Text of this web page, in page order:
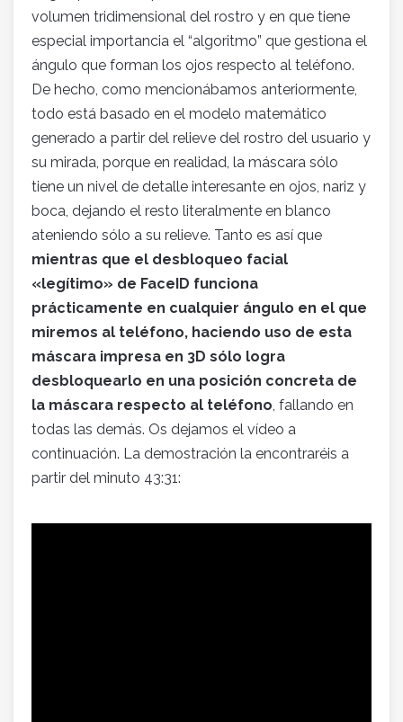
volumen tridimensional del rostro y en que tiene
especial importancia el “algoritmo” que gestiona el
ángulo que forman los ojos respecto al teléfono.
De hecho, como mencionábamos anteriormente,
todo está basado en el modelo matemático
generado a partir del relieve del rostro del usuario y
su mirada, porque en realidad, la máscara sólo
tiene un nivel de detalle interesante en ojos, nariz y
boca, dejando el resto literalmente en blanco
ateniendo sólo a su relieve. Tanto es así que
mientras que el desbloqueo facial
«legítimo» de FaceID funciona
prácticamente en cualquier ángulo en el que
miremos al teléfono, haciendo uso de esta
máscara impresa en 3D sólo logra
desbloquearlo en una posición concreta de
la máscara respecto al teléfono, fallando en
todas las demás. Os dejamos el vídeo a
continuación. La demostración la encontraréis a
partir del minuto 43:31: